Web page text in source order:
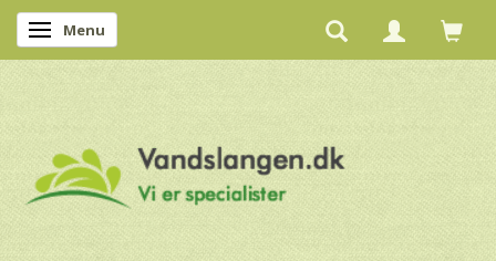
Skifte navigation
Menu